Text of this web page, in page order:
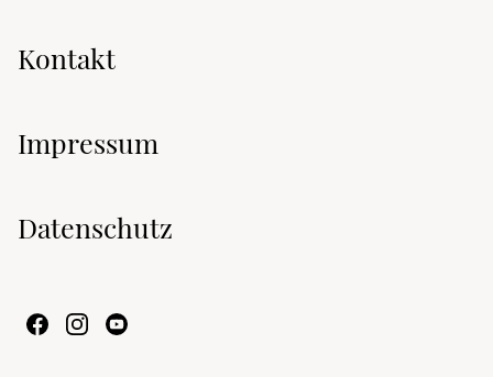
Kontakt
Impressum
Datenschutz